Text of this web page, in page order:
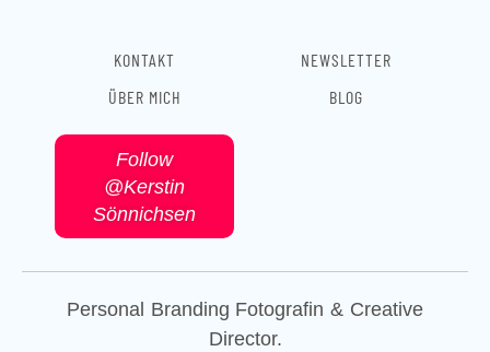
KONTAKT
ÜBER MICH
NEWSLETTER
BLOG
Follow
@Kerstin
Sönnichsen
Personal Branding Fotografin & Creative
Director.